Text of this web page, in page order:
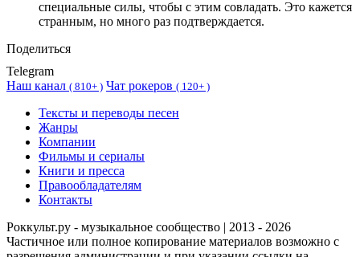
специальные силы, чтобы с этим совладать. Это кажется
странным, но много раз подтверждается.
Поделиться
Telegram
Наш канал ( 810+ ) Чат рокеров ( 120+ )
Тексты и переводы песен
Жанры
Компании
Фильмы и сериалы
Книги и пресса
Правообладателям
Контакты
Роккульт.ру - музыкальное сообщество | 2013 - 2026
Частичное или полное копирование материалов возможно с